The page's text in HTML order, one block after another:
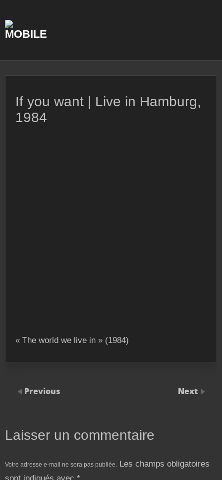
content
If you want | Live in Hamburg,
1984
« The world we live in » (1984)
Previous Next
Laisser un commentaire
Votre adresse e-mail ne sera pas publiée. Les champs obligatoires